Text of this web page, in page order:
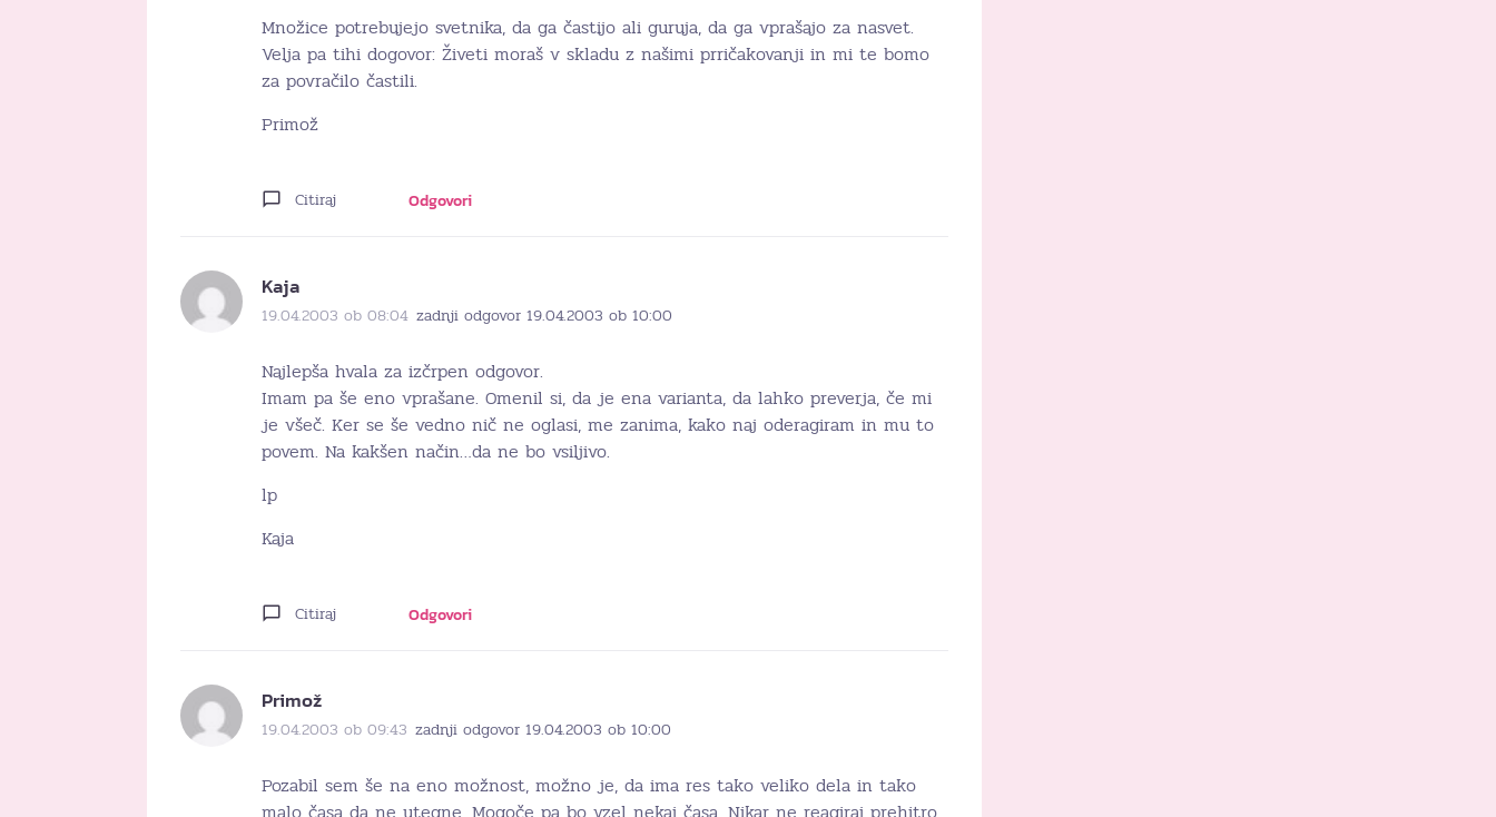
Množice potrebujejo svetnika, da ga častijo ali guruja, da ga vprašajo za nasvet.
Velja pa tihi dogovor: Živeti moraš v skladu z našimi prričakovanji in mi te bomo
za povračilo častili.
Primož
Citiraj Odgovori
Kaja
19.04.2003 ob 08:04 zadnji odgovor 19.04.2003 ob 10:00
Najlepša hvala za izčrpen odgovor.
Imam pa še eno vprašane. Omenil si, da je ena varianta, da lahko preverja, če mi
je všeč. Ker se še vedno nič ne oglasi, me zanima, kako naj oderagiram in mu to
povem. Na kakšen način…da ne bo vsiljivo.
lp
Kaja
Citiraj Odgovori
Primož
19.04.2003 ob 09:43 zadnji odgovor 19.04.2003 ob 10:00
Pozabil sem še na eno možnost, možno je, da ima res tako veliko dela in tako